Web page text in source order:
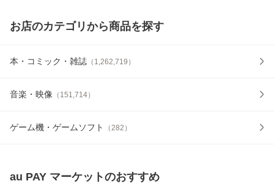
お店のカテゴリから商品を探す
本・コミック・雑誌 （ 1,262,719 ）
音楽・映像 （ 151,714）
ゲーム機・ゲームソフト （282 ）
au PAY マーケットのおすすめ